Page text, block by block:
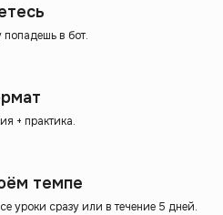
в бот.
+ практика.
темпе
уроки сразу или в течение 5 дней.